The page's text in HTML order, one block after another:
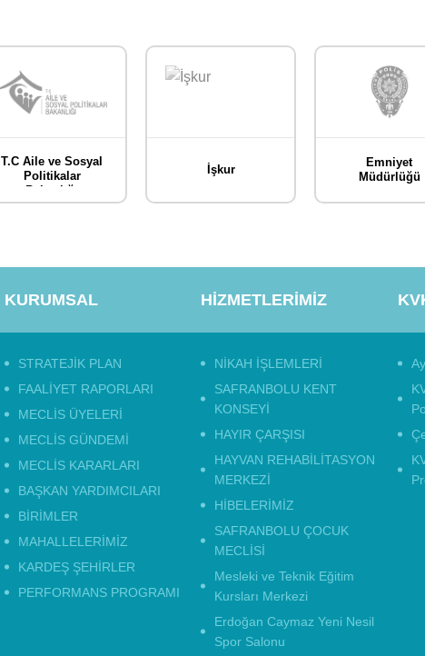
T.C Aile ve Sosyal
Politikalar
Bakanlığı
İşkur
Emniyet
Müdürlüğü
KURUMSAL
STRATEJİK PLAN
FAALİYET RAPORLARI
MECLİS ÜYELERİ
MECLİS GÜNDEMİ
MECLİS KARARLARI
BAŞKAN YARDIMCILARI
BİRİMLER
MAHALLELERİMİZ
KARDEŞ ŞEHİRLER
PERFORMANS PROGRAMI
HİZMETLERİMİZ
NİKAH İŞLEMLERİ
SAFRANBOLU KENT
KONSEYİ
HAYIR ÇARŞISI
HAYVAN REHABİLİTASYON
MERKEZİ
HİBELERİMİZ
SAFRANBOLU ÇOCUK
MECLİSİ
Mesleki ve Teknik Eğitim
Kursları Merkezi
Erdoğan Caymaz Yeni Nesil
Spor Salonu